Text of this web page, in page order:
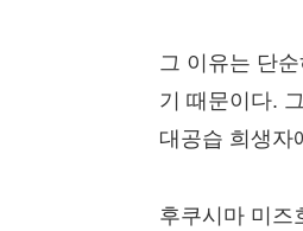
그 이유는 단
기 때문이다.
대공습 희생자
후쿠시마 미즈